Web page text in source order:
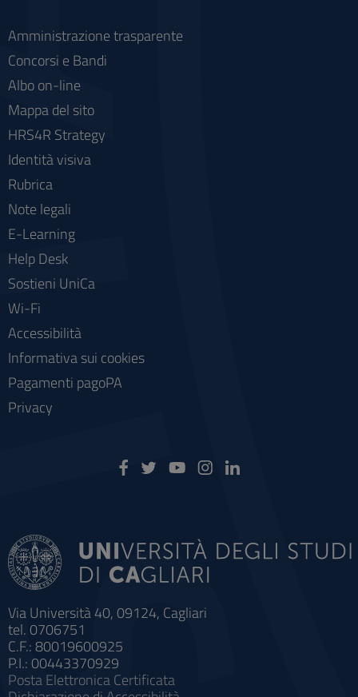
Via Università 40, 09124, Cagliari
tel. 0706751
C.F.: 80019600925
P.I.: 00443370929
Posta Elettronica Certificata
Amministrazione trasparente
Concorsi e Bandi
Albo on-line
Mappa del sito
HRS4R Strategy
Identità visiva
Rubrica
Note legali
E-Learning
Help Desk
Sostieni UniCa
Wi-Fi
Accessibilità
Informativa sui cookies
Pagamenti pagoPA
Privacy